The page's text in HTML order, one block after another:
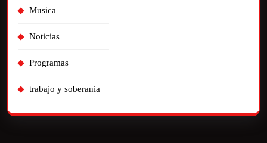
Musica
Noticias
Programas
trabajo y soberania